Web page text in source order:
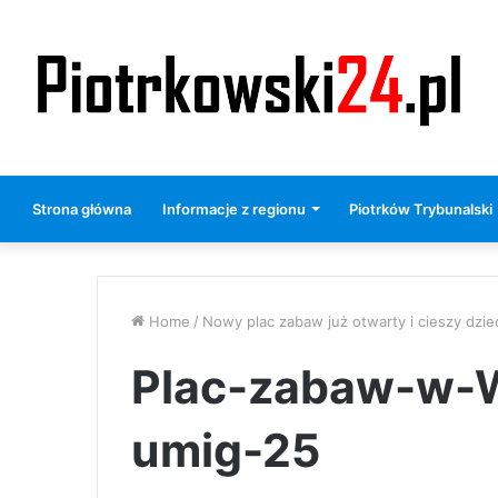
Strona główna Informacje z regionu Piotrków Trybunalski
Home / Nowy plac zabaw już otwarty i cieszy
Plac-zabaw-w-
umig-25